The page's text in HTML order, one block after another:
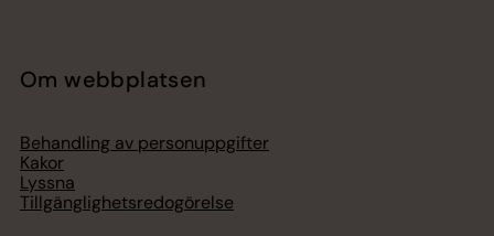
Om webbplatsen
Behandling av personuppgifter
Kakor
Lyssna
Tillgänglighetsredogörelse